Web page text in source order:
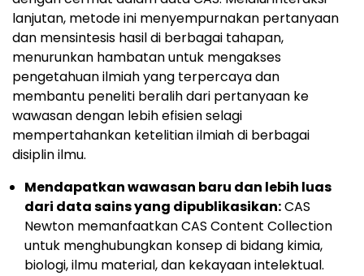
lanjutan, metode ini menyempurnakan pertanyaan
dan mensintesis hasil di berbagai tahapan,
menurunkan hambatan untuk mengakses
pengetahuan ilmiah yang terpercaya dan
membantu peneliti beralih dari pertanyaan ke
wawasan dengan lebih efisien selagi
mempertahankan ketelitian ilmiah di berbagai
disiplin ilmu.
Mendapatkan wawasan baru dan lebih luas
dari data sains yang dipublikasikan:CAS
Newton memanfaatkan CAS Content Collection
untuk menghubungkan konsep di bidang kimia,
biologi, ilmu material, dan kekayaan intelektual.